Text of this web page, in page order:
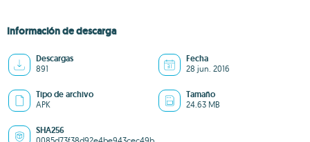
Información de descarga
Descargas
891
Fecha
28 jun. 2016
Tipo de archivo
APK
Tamaño
24.63 MB
SHA256